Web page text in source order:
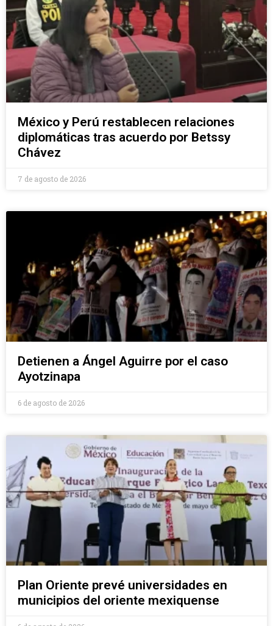
México y Perú restablecen relaciones
diplomáticas tras acuerdo por Betssy
Chávez
7 de agosto de 2026
Detienen a Ángel Aguirre por el caso
Ayotzinapa
6 de agosto de 2026
Plan Oriente prevé universidades en
municipios del oriente mexiquense